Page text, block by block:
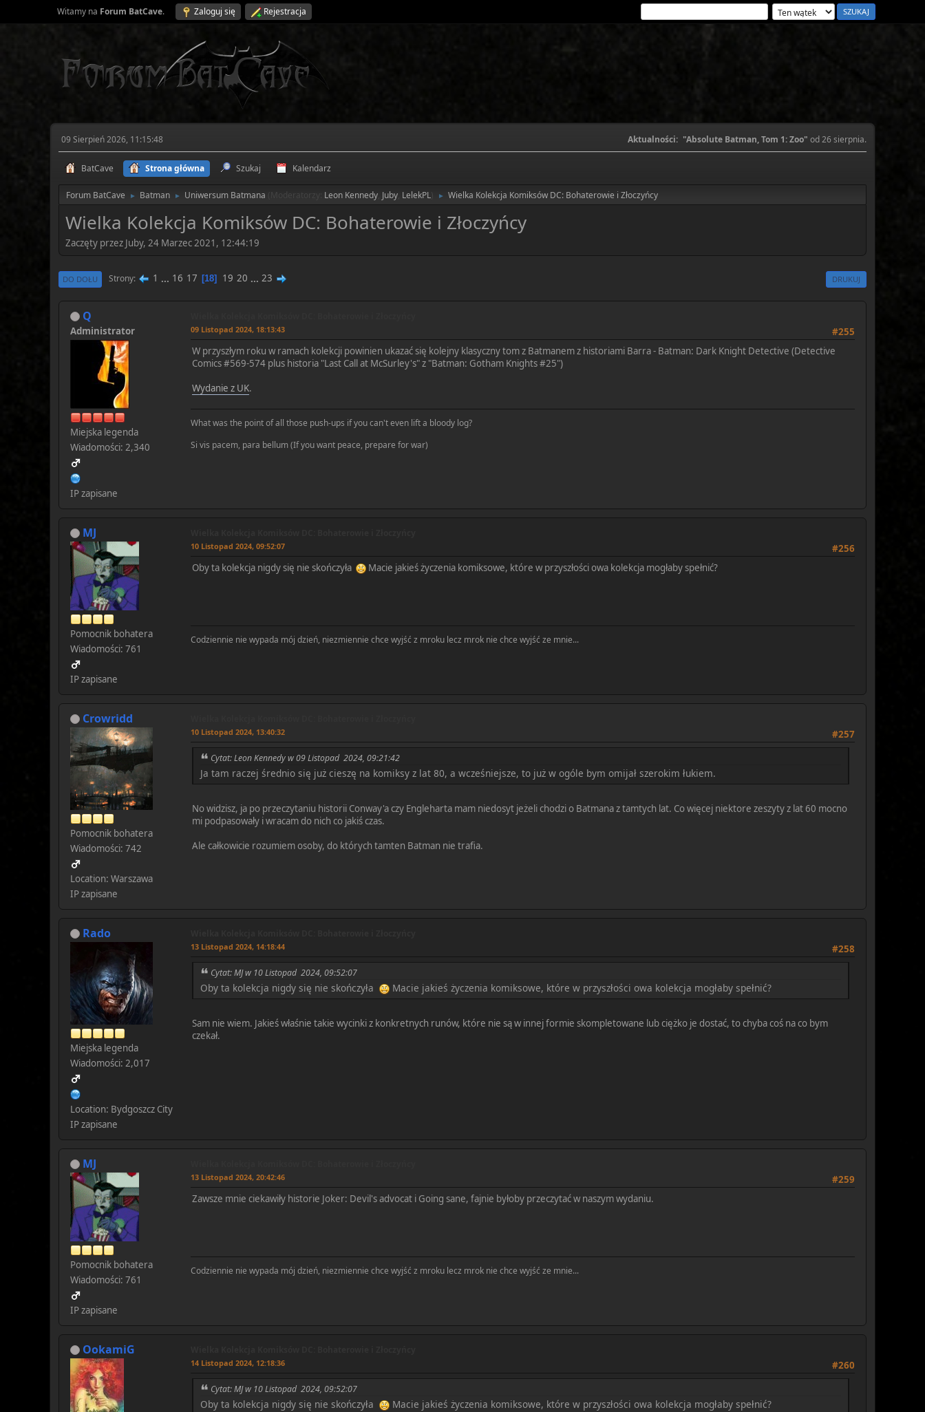
Witamy na Forum BatCave. Zaloguj się Rejestracja
09 Sierpień 2026, 11:15:48 Aktualności: "Absolute Batman, Tom 1: Zoo" od 26 sierpnia.
BatCave Strona główna Szukaj Kalendarz
Forum BatCave ► Batman ► Uniwersum Batmana (Moderatorzy: Leon Kennedy, Juby, LelekPL) ► Wielka Kolekcja Komiksów DC: Bohaterowie i Złoczyńcy
Wielka Kolekcja Komiksów DC: Bohaterowie i Złoczyńcy
Zaczęty przez Juby, 24 Marzec 2021, 12:44:19
DRUKUJ
DO DOŁU Strony 1 ... 16 17 18 19 20 ... 23
Q
Administrator
Miejska legenda
Wiadomości: 2,340
IP zapisane
#255
09 Listopad 2024, 18:13:43
W przyszłym roku w ramach kolekcji powinien ukazać się kolejny klasyczny tom z Batmanem z historiami Barra - Batman: Dark Knight Detective (Detective
Comics #569-574 plus historia "Last Call at McSurley's" z "Batman: Gotham Knights #25")
Wydanie z UK.
What was the point of all those push-ups if you can't even lift a bloody log?
Si vis pacem, para bellum (If you want peace, prepare for war)
MJ
Pomocnik bohatera
Wiadomości: 761
IP zapisane
#256
10 Listopad 2024, 09:52:07
Oby ta kolekcja nigdy się nie skończyła Macie jakieś życzenia komiksowe, które w przyszłości owa kolekcja mogłaby spełnić?
Codziennie nie wypada mój dzień, niezmiennie chce wyjść z mroku lecz mrok nie chce wyjść ze mnie...
Crowridd
Pomocnik bohatera
Wiadomości: 742
Location: Warszawa
IP zapisane
#257
10 Listopad 2024, 13:40:32
Cytat: Leon Kennedy w 09 Listopad 2024, 09:21:42
Ja tam raczej średnio się już cieszę na komiksy z lat 80, a wcześniejsze, to już w ogóle bym omijał szerokim łukiem.
No widzisz, ja po przeczytaniu historii Conway'a czy Engleharta mam niedosyt jeżeli chodzi o Batmana z tamtych lat. Co więcej niektore zeszyty z lat 60 mocno
mi podpasowały i wracam do nich co jakiś czas.
Ale całkowicie rozumiem osoby, do których tamten Batman nie trafia.
Rado
Miejska legenda
Wiadomości: 2,017
Location: Bydgoszcz City
IP zapisane
#258
13 Listopad 2024, 14:18:44
Cytat: MJ w 10 Listopad 2024, 09:52:07
Oby ta kolekcja nigdy się nie skończyła Macie jakieś życzenia komiksowe, które w przyszłości owa kolekcja mogłaby spełnić?
Sam nie wiem. Jakieś właśnie takie wycinki z konkretnych runów, które nie są w innej formie skompletowane lub ciężko je dostać, to chyba coś na co bym
czekał.
MJ
Pomocnik bohatera
Wiadomości: 761
IP zapisane
#259
13 Listopad 2024, 20:42:46
Zawsze mnie ciekawiły historie Joker: Devil's advocat i Going sane, fajnie byłoby przeczytać w naszym wydaniu.
Codziennie nie wypada mój dzień, niezmiennie chce wyjść z mroku lecz mrok nie chce wyjść ze mnie...
OokamiG
#260
14 Listopad 2024, 12:18:36
Cytat: MJ w 10 Listopad 2024, 09:52:07
Oby ta kolekcja nigdy się nie skończyła Macie jakieś życzenia komiksowe, które w przyszłości owa kolekcja mogłaby spełnić?